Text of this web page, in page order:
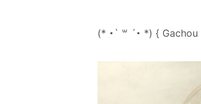
(* ･` ꒳ ´･ *) { Gachou